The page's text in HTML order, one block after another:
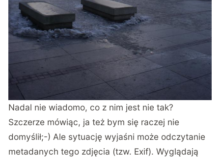
Nadal nie wiadomo, co z nim jest nie tak?
Szczerze mówiąc, ja też bym się raczej nie
domyślił;-) Ale sytuację wyjaśni może odczytanie
metadanych tego zdjęcia (tzw. Exif). Wyglądają